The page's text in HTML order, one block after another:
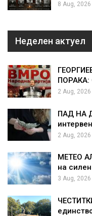
8 Aug,
Неделен актуел
ПОРАКА:
2 Aug,
ПАД НА
2 Aug, 2026
МЕТЕО
на
3 Aug,